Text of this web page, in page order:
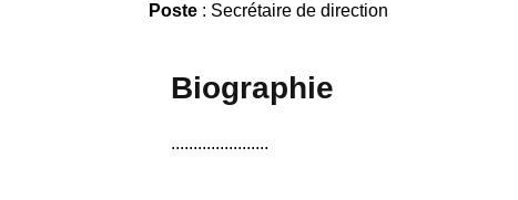
Poste : Secrétaire de direction
Biographie
......................